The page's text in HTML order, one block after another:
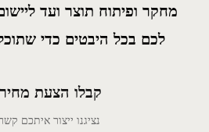
מחקר ופיתוח תוצר ועד
לכם בכל היבטים כדי
קבלו הצעת
נציגנו ייצור איתכם